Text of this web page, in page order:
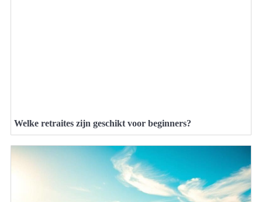
Welke retraites zijn geschikt voor beginners?